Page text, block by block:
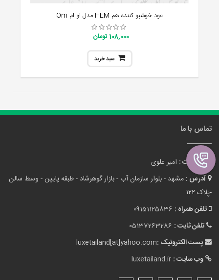
عود خوشبو کننده هم HEM مدل او ام Om
108,000 تومان
سبد خرید
تماس با ما
مدیریت : امیر علوی
آدرس : مشهد - بلوار سازمان آب - بازار گوهرشاد - طبقه پایین - وسط سالن
-پلاک ۱۲۲
تلفن همراه : 09151125836
تلفن ثابت : 05137263286
پست الکترونیک :luxetailand[at]yahoo.com
وب سایت : luxetailand.ir